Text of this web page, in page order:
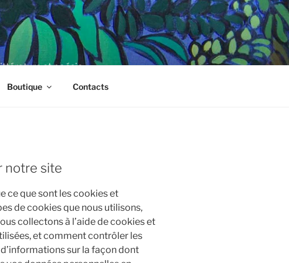
et poésie
Boutique Contacts
notre site
ce que sont les cookies et
de cookies que nous utilisons,
collectons à l’aide de cookies et
et comment contrôler les
sur la façon dont